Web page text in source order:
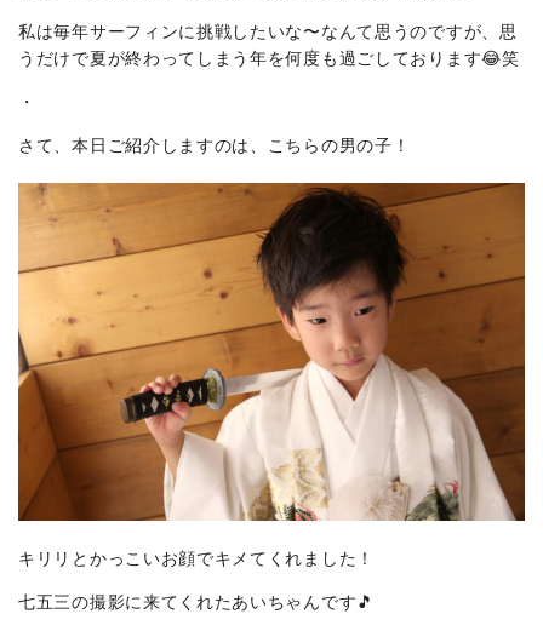
私は毎年サーフィンに挑戦したいな〜なんて思うのですが、思
うだけで夏が終わってしまう年を何度も過ごしております😂笑
・
さて、本日ご紹介しますのは、こちらの男の子！
キリリとかっこいお顔でキメてくれました！
七五三の撮影に来てくれたあいちゃんです🎵